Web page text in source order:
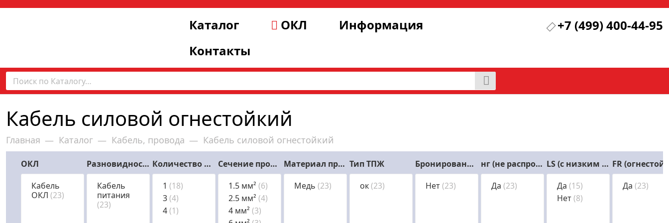
Каталог ОКЛ
Информация
Контакты
+7 (499) 400-44-95
Кабель силовой огнестойкий
Главная — Каталог — Кабель, провода — Кабель силовой огнестойкий
ОКЛ
Кабель
ОКЛ (23)
Разновидности кабеля
Кабель
питания
(23)
Количество жил
1 (18)
3(4)
4(1)
Сечение проводника (номинальное)
1.5 мм² (6)
2.5 мм² (4)
4 мм² (3)
Материал проводника
Медь (23)
Тип ТПЖ
ок(23)
Бронированный
Нет(23)
нг (не распространяющий горение)
Да (23)
LS (с низким дымовыделением)
Да (15)
Нет(8)
Да (23)